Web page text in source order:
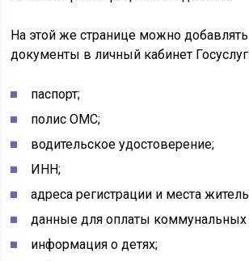
На этой же странице можно
документы в личный кабинет
паспорт;
полис ОМС;
водительское удостоверение;
ИНН;
адреса регистрации и места
данные для оплаты коммунальных
информация о детях;